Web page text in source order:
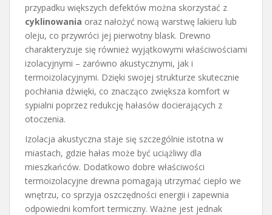
przypadku większych defektów można skorzystać z
cyklinowania oraz nałożyć nową warstwę lakieru lub
oleju, co przywróci jej pierwotny blask. Drewno
charakteryzuje się również wyjątkowymi właściwościami
izolacyjnymi – zarówno akustycznymi, jak i
termoizolacyjnymi. Dzięki swojej strukturze skutecznie
pochłania dźwięki, co znacząco zwiększa komfort w
sypialni poprzez redukcję hałasów docierających z
otoczenia.
Izolacja akustyczna staje się szczególnie istotna w
miastach, gdzie hałas może być uciążliwy dla
mieszkańców. Dodatkowo dobre właściwości
termoizolacyjne drewna pomagają utrzymać ciepło we
wnętrzu, co sprzyja oszczędności energii i zapewnia
odpowiedni komfort termiczny. Ważne jest jednak